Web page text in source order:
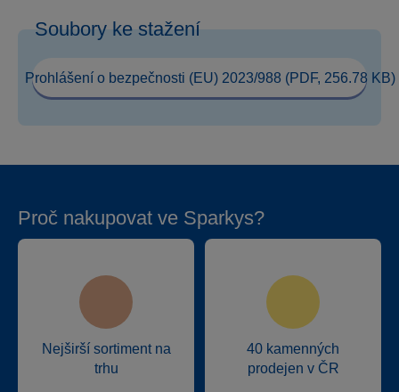
Soubory ke stažení
Prohlášení o bezpečnosti (EU) 2023/988 (PDF, 256.78 KB)
Proč nakupovat ve Sparkys?
Nejširší sortiment na
trhu
40 kamenných
prodejen v ČR